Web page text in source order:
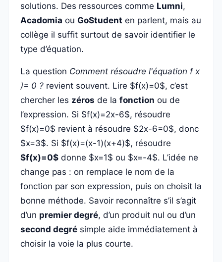
solutions. Des ressources comme Lumni,
Acadomia ou GoStudent en parlent, mais au
collège il suffit surtout de savoir identifier le
type d’équation.
La question Comment résoudre l'équation f x
)= 0 ? revient souvent. Lire $f(x)=0$, c’est
chercher les zéros de la fonction ou de
l’expression. Si $f(x)=2x-6$, résoudre
$f(x)=0$ revient à résoudre $2x-6=0$, donc
$x=3$. Si $f(x)=(x-1)(x+4)$, résoudre
$f(x)=0$ donne $x=1$ ou $x=-4$. L’idée ne
change pas : on remplace le nom de la
fonction par son expression, puis on choisit la
bonne méthode. Savoir reconnaître s’il s’agit
d’un premier degré, d’un produit nul ou d’un
second degré simple aide immédiatement à
choisir la voie la plus courte.